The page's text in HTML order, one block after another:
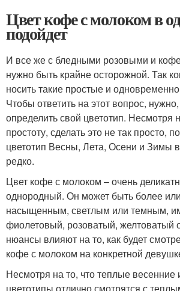
Цвет кофе с молоком в
подойдет
И все же с бледными розовыми и
нужно быть крайне осторожной. Так
носить такие простые и
Чтобы ответить на этот вопрос,
определить свой цветотип. Несмотря
простоту, сделать это не так просто,
цветотип Весны, Лета, Осени и Зимы
редко.
Цвет кофе с молоком – очень
однородный. Он может быть более
насыщенным, светлым или темным,
фиолетовый, розоватый, желтоватый
нюансы влияют на то, как будет
кофе с молоком на конкретной
Несмотря на то, что теплые весенние